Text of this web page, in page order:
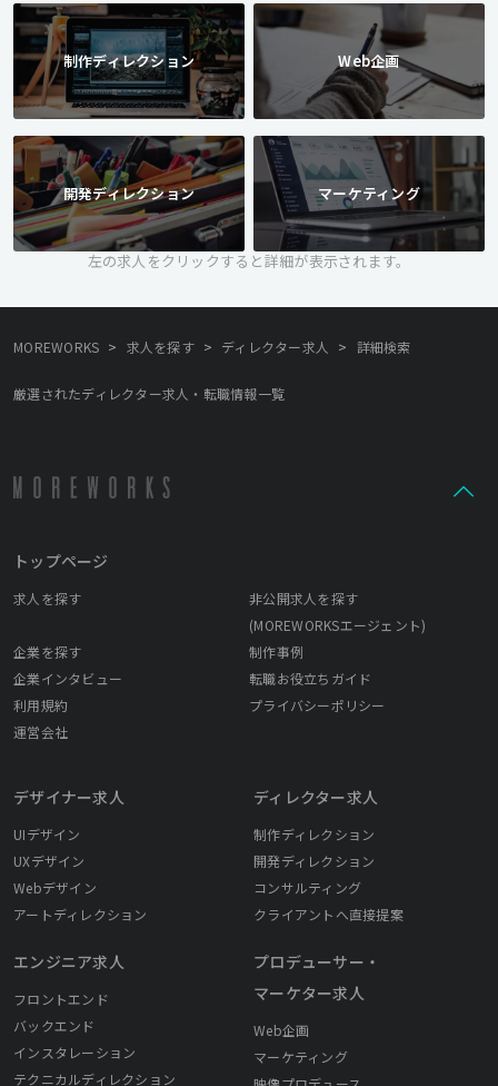
制作ディレクション
開発ディレクション
Web企画
マーケティング
左の求人をクリックすると詳細が表示されます。
MOREWORKS > 求人を探す > ディレクター求人 > 詳細検索
厳選されたディレクター求人・転職情報一覧
トップページ
求人を探す
非公開求人を探す
(MOREWORKSエージェント)
企業を探す
制作事例
企業インタビュー
転職お役立ちガイド
利用規約
プライバシーポリシー
運営会社
デザイナー求人
UIデザイン
UXデザイン
Webデザイン
アートディレクション
エンジニア求人
フロントエンド
バックエンド
インスタレーション
テクニカルディレクション
ディレクター求人
制作ディレクション
開発ディレクション
コンサルティング
クライアントへ直接提案
プロデューサー・
マーケター求人
Web企画
マーケティング